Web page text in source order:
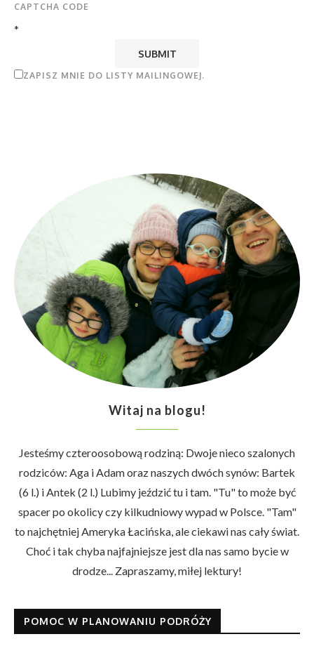
CAPTCHA CODE
*
ZAPISZ MNIE DO LISTY MAILINGOWEJ.
Witaj na blogu!
Jesteśmy czteroosobową rodziną: Dwoje nieco szalonych
rodziców: Aga i Adam oraz naszych dwóch synów: Bartek
(6 l.) i Antek (2 l.) Lubimy jeździć tu i tam. "Tu" to może być
spacer po okolicy czy kilkudniowy wypad w Polsce. "Tam"
to najchętniej Ameryka Łacińska, ale ciekawi nas cały świat.
Choć i tak chyba najfajniejsze jest dla nas samo bycie w
drodze... Zapraszamy, miłej lektury!
POMOC W PLANOWANIU PODRÓŻY